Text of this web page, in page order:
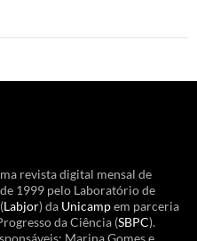
revista digital mensal de
1999 pelo Laboratório de
Labjor) da Unicampem parceria
da Ciência (SBPC).
Marina Gomes e